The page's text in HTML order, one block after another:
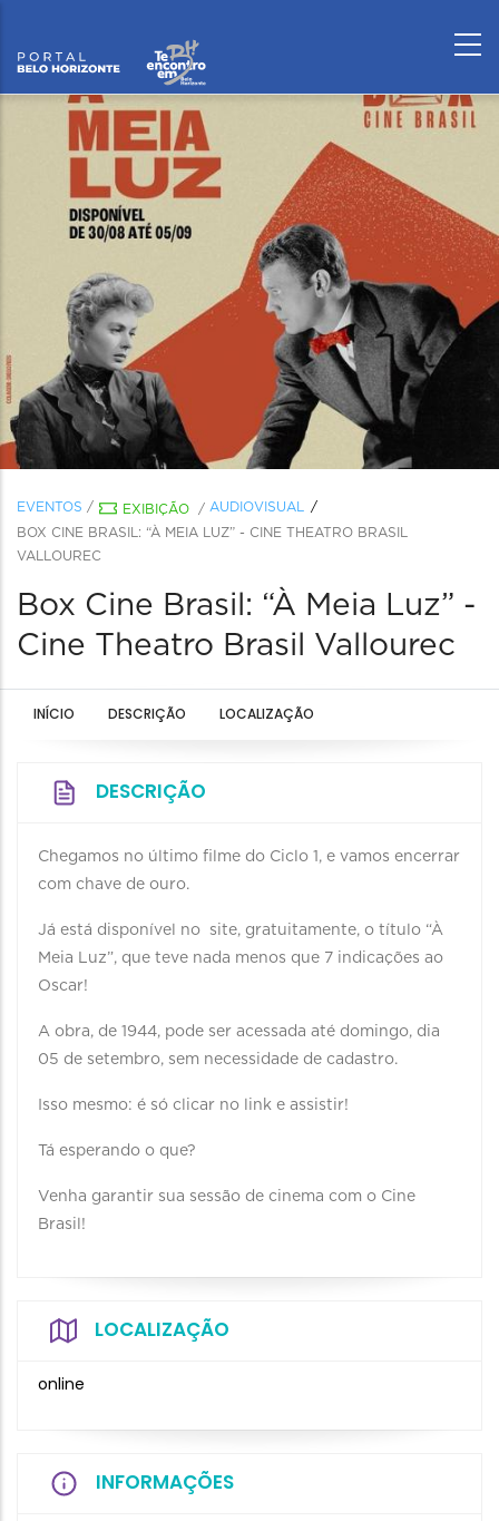
EVENTOS / EXIBIÇÃO / AUDIOVISUAL
BOX CINE BRASIL: “À MEIA LUZ” - CINE THEATRO BRASIL
VALLOUREC
Box Cine Brasil: “À Meia Luz” -
Cine Theatro Brasil Vallourec
INÍCIO DESCRIÇÃO LOCALIZAÇÃO
DESCRIÇÃO
Chegamos no último filme do Ciclo 1, e vamos encerrar
com chave de ouro.
Já está disponível no site, gratuitamente, o título “À
Meia Luz”, que teve nada menos que 7 indicações ao
Oscar!
A obra, de 1944, pode ser acessada até domingo, dia
05 de setembro, sem necessidade de cadastro.
Isso mesmo: é só clicar no link e assistir!
Tá esperando o que?
Venha garantir sua sessão de cinema com o Cine
Brasil!
LOCALIZAÇÃO
online
INFORMAÇÕES